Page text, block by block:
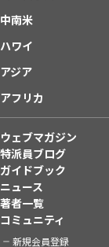
中南米
ハワイ
アジア
アフリカ
ウェブマガジン
特派員ブログ
ガイドブック
ニュース
著者一覧
コミュニティ
新規会員登録